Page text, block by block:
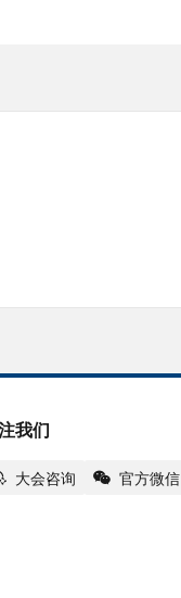
我们
大会咨询 官方微信